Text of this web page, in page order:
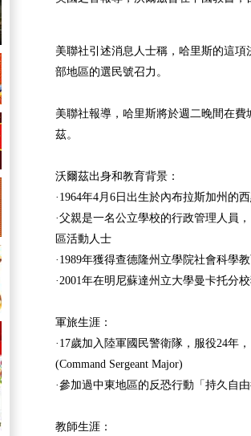
美聯社引述消息人士稱，哈里斯的這
部地區的選民號召力。
美聯社報導，哈里斯將於週二晚間在
茲。
沃爾茲出身和教育背景：
·1964年4月6日出生於內布拉斯加州的
·父親是一名公立學校的行政管理人員
區活動人士
·1989年獲得查德隆州立學院社會科學
·2001年在明尼蘇達州立大學曼卡托分
軍旅生涯：
·17歲加入陸軍國民警衛隊，服役24年
(Command Sergeant Major)
·參加過中東地區的反恐行動「持久自
教師生涯：